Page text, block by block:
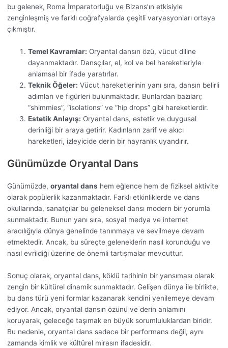
bu gelenek, Roma İmparatorluğu ve Bizans’ın etkisiyle
zenginleşmiş ve farklı coğrafyalarda çeşitli varyasyonları ortaya
çıkmıştır.
Temel Kavramlar: Oryantal dansın özü, vücut diline
dayanmaktadır. Dansçılar, el, kol ve bel hareketleriyle
anlamsal bir ifade yaratırlar.
Teknik Öğeler: Vücut hareketlerinin yanı sıra, dansın belirli
adımları ve figürleri bulunmaktadır. Bunlardan bazıları;
“shimmies”, “isolations” ve “hip drops” gibi hareketlerdir.
Estetik Anlayış: Oryantal dans, estetik ve duygusal
derinliği bir araya getirir. Kadınların zarif ve akıcı
hareketleri, izleyicide derin bir hayranlık uyandırır.
Günümüzde Oryantal Dans
Günümüzde, oryantal danshem eğlence hem de fiziksel aktivite
olarak popülerlik kazanmaktadır. Farklı etkinliklerde ve dans
okullarında, sanatçılar bu geleneksel dansı modern bir yorumla
sunmaktadır. Bunun yanı sıra, sosyal medya ve internet
aracılığıyla dünya genelinde tanınmaya ve sevilmeye devam
etmektedir. Ancak, bu süreçte geleneklerin nasıl korunduğu ve
nasıl evrildiği üzerine de önemli tartışmalar mevcuttur.
Sonuç olarak, oryantal dans, köklü tarihinin bir yansıması olarak
zengin bir kültürel dinamik sunmaktadır. Gelişen dünya ile birlikte,
bu dans türü yeni formlar kazanarak kendini yenilemeye devam
ediyor. Ancak, oryantal dansın özünü ve derin anlamını
koruyarak, geleceğe taşımak en büyük sorumluluklardan biridir.
Bu nedenle, oryantal dans sadece bir performans değil, aynı
zamanda kimlik ve kültürel mirasın ifadesidir.